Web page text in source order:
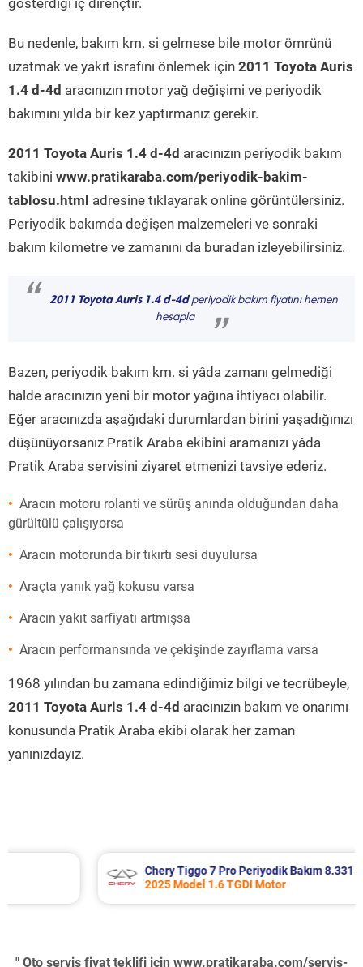
gösterdiği iç dirençtir.
Bu nedenle, bakım km. si gelmese bile motor ömrünü
uzatmak ve yakıt israfını önlemek için 2011 Toyota Auris
1.4 d-4d aracınızın motor yağ değişimi ve periyodik
bakımını yılda bir kez yaptırmanız gerekir.
2011 Toyota Auris 1.4 d-4d aracınızın periyodik bakım
takibini www.pratikaraba.com/periyodik-bakim-
tablosu.html adresine tıklayarak online görüntülersiniz.
Periyodik bakımda değişen malzemeleri ve sonraki
bakım kilometre ve zamanını da buradan izleyebilirsiniz.
“ 2011 Toyota Auris 1.4 d-4dperiyodik bakım fiyatını hemen
hesapla
”
Bazen, periyodik bakım km. si yâda zamanı gelmediği
halde aracınızın yeni bir motor yağına ihtiyacı olabilir.
Eğer aracınızda aşağıdaki durumlardan birini yaşadığınızı
düşünüyorsanız Pratik Araba ekibini aramanızı yâda
Pratik Araba servisini ziyaret etmenizi tavsiye ederiz.
Aracın motoru rolanti ve sürüş anında olduğundan daha
gürültülü çalışıyorsa
Aracın motorunda bir tıkırtı sesi duyulursa
Araçta yanık yağ kokusu varsa
Aracın yakıt sarfiyatı artmışsa
Aracın performansında ve çekişinde zayıflama varsa
1968 yılından bu zamana edindiğimiz bilgi ve tecrübeyle,
2011 Toyota Auris 1.4 d-4d aracınızın bakım ve onarımı
konusunda Pratik Araba ekibi olarak her zaman
yanınızdayız.
Chery Tiggo 7 Pro Periyodik Bakım 8.331 TL
2025 Model 1.6 TGDI Motor
" Oto servis fiyat teklifi için www.pratikaraba.com/servis-